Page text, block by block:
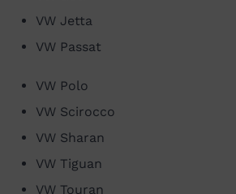
VW Jetta
VW Passat
VW Polo
VW Scirocco
VW Sharan
VW Tiguan
VW Touran